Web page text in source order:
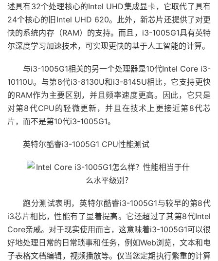
述具有32个处理核心的Intel UHD集成显卡，它取代了具有
24个核心的旧Intel UHD 620。此外，新芯片还提供了对更
快的系统内存（RAM）的支持。而且，i3-1005G1具有英特
尔深度学习加速技术，可实现更快的基于人工智能的计算。
与i3-1005G1相关的另一个处理器是10代Intel Core i3-
10110U。与第8代i3-8130U和i3-8145U相比，它支持更快
的RAM作为主要区别，并且频率速度更高。因此，它只是
对第8代CPU的轻微更新，并且在技术上更接近第8代芯
片，而不是第10代i3-1005G1。
英特尔酷睿i3-1005G1 CPU性能测试
跑分测试表明，英特尔酷睿i3-1005G1与较早的第8代
i3芯片相比，性能有了显着提高。它还超过了其第8代Intel
Core亲戚。对于现实使用而言，这意味着i3-1005G1可以很
好地处理日常的日常琐事和任务，例如Web浏览，文本和电
子表格文档编辑，视频播放等。仅当您定期执行繁重的计算